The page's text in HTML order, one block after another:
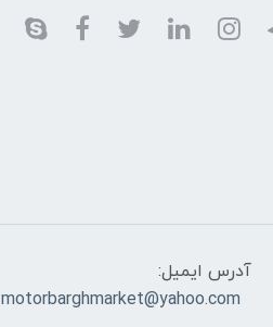
آدرس ایمیل:
motorbarghmarket@yahoo.com